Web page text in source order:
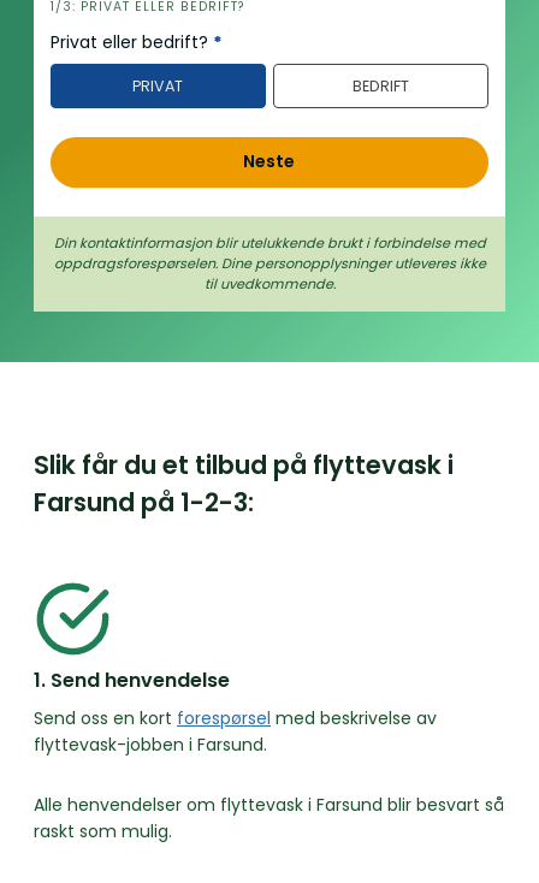
h
e
r
1/3: PRIVAT ELLER BEDRIFT?
Privat eller bedrift? *
PRIVAT BEDRIFT
Neste
Din kontaktinformasjon blir utelukkende brukt i forbindelse med
oppdrags­forespørselen. Dine person­­opplysninger utleveres ikke
til uvedkommende.
Slik får du et tilbud på flyttevask i
Farsund på 1-2-3:
1. Send henvendelse
Send oss en kort forespørsel med beskrivelse av
flyttevask-jobben i Farsund.
Alle henvendelser om flyttevask i Farsund blir besvart så
raskt som mulig.